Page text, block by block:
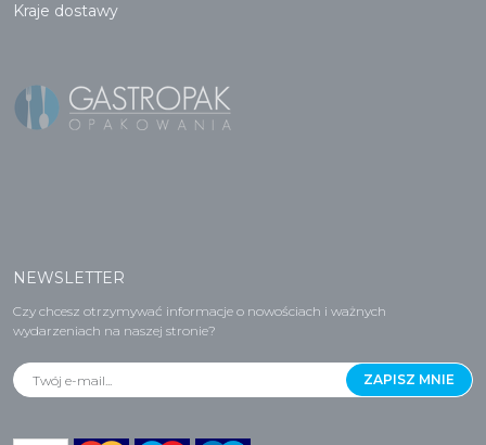
Kraje dostawy
NEWSLETTER
Czy chcesz otrzymywać informacje o nowościach i ważnych
wydarzeniach na naszej stronie?